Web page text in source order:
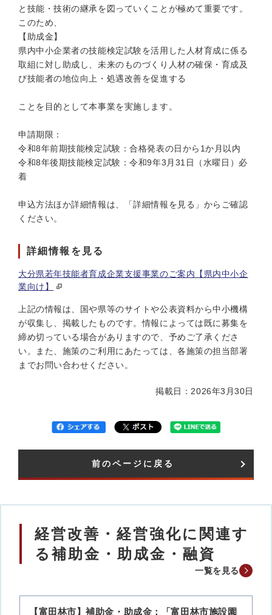
と技能・技術の継承を図っていくことが極めて重要です。
このため、
【助成金】
県内中小企業者の技能検定試験を活用した人材育成に係る
取組に対し助成し、未来のものづくり人材の確保・育成及
び技能者の地位向上・処遇改善を促進する
ことを目的として本事業を実施します。
申請期限：
令和8年前期技能検定試験：合格発表の日から1か月以内
令和8年後期技能検定試験：令和9年3月31日（水曜日）必
着
申込方法ほか詳細情報は、「詳細情報を見る」からご確認
ください。
詳細情報を見る
大分県若年技能者育成企業支援事業のご案内【県内中小企
業向け】
上記の情報は、国や県等のサイトや公表資料から中小機構
が収集し、掲載したものです。情報によっては既に募集を
締め切っている場合がありますので、予めご了承くださ
い。また、施策のご利用にあたっては、各施策の担当部署
までお問い合わせください。
掲載日：2026年3月30日
前のページに戻る
経営改善・経営強化に関連す
る補助金・助成金・融資
一覧を見る
【富田林市】補助金・助成金：「富田林市施設園